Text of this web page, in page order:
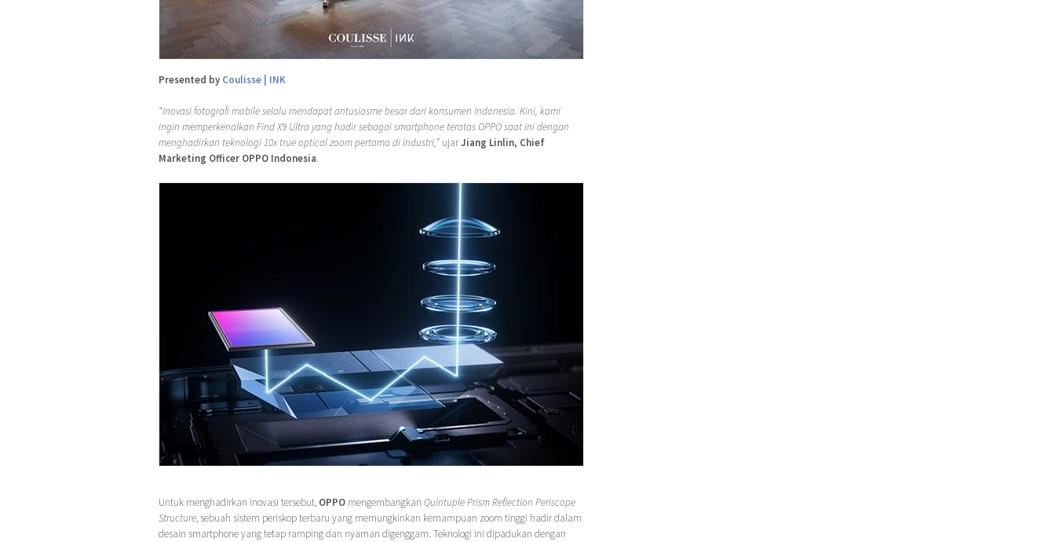
Presented by Coulisse | INK
“Inovasi fotografi mobile selalu mendapat antusiasme besar dari konsumen Indonesia. Kini, kami
ingin memperkenalkan Find X9 Ultra yang hadir sebagai smartphone teratas OPPO saat ini dengan
menghadirkan teknologi 10x true optical zoom pertama di industri,” ujarJiang Linlin, Chief
Marketing Officer OPPO Indonesia.
Untuk menghadirkan inovasi tersebut, OPPO mengembangkan Quintuple Prism Reflection Periscope
Structure, sebuah sistem periskop terbaru yang memungkinkan kemampuan zoom tinggi hadir dalam
desain smartphone yang tetap ramping dan nyaman digenggam. Teknologi ini dipadukan dengan